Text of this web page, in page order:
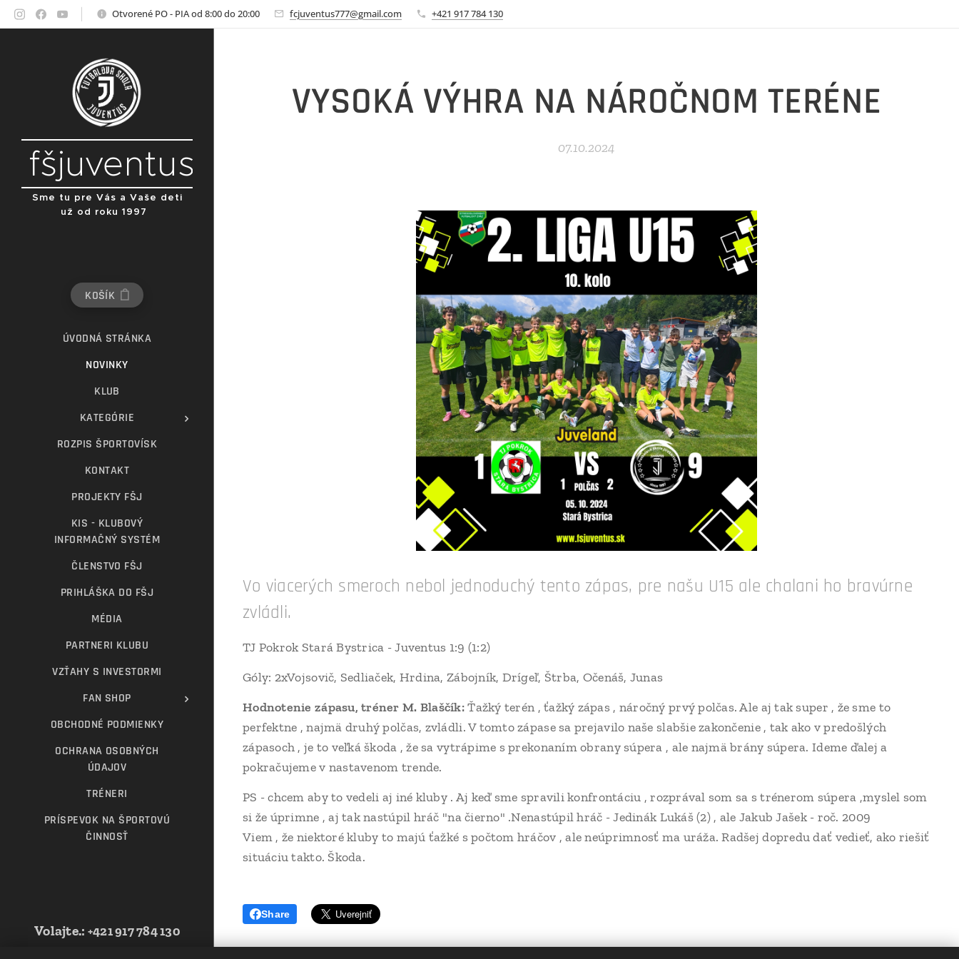
Otvorené PO - PIA od 8:00 do 20:00 fcjuventus777@gmail.com +421 917 784 130
fšjuventus
Sme tu pre Vás a Vaše deti
už od roku 1997
KOŠÍK
ÚVODNÁ STRÁNKA
NOVINKY
KLUB
KATEGÓRIE
ROZPIS ŠPORTOVÍSK
KONTAKT
PROJEKTY FŠJ
KIS - KLUBOVÝ
INFORMAČNÝ SYSTÉM
ČLENSTVO FŠJ
PRIHLÁŠKA DO FŠJ
MÉDIA
PARTNERI KLUBU
VZŤAHY S INVESTORMI
FAN SHOP
OBCHODNÉ PODMIENKY
OCHRANA OSOBNÝCH
ÚDAJOV
TRÉNERI
PRÍSPEVOK NA ŠPORTOVÚ
ČINNOSŤ
VYSOKÁ VÝHRA NA NÁROČNOM TERÉNE
07.10.2024
Vo viacerých smeroch nebol jednoduchý tento zápas, pre našu U15 ale chalani ho bravúrne
zvládli.
TJ Pokrok Stará Bystrica - Juventus 1:9 (1:2)
Góly: 2xVojsovič, Sedliaček, Hrdina, Zábojník, Drígeľ, Štrba, Očenáš, Junas
Hodnotenie zápasu, tréner M. Blaščík:Ťažký terén , ťažký zápas , náročný prvý polčas. Ale aj tak super , že sme to
perfektne , najmä druhý polčas, zvládli. V tomto zápase sa prejavilo naše slabšie zakončenie , tak ako v predošlých
zápasoch , je to veľká škoda , že sa vytrápime s prekonaním obrany súpera , ale najmä brány súpera. Ideme ďalej a
pokračujeme v nastavenom trende.
PS - chcem aby to vedeli aj iné kluby . Aj keď sme spravili konfrontáciu , rozprával som sa s trénerom súpera ,myslel som
si že úprimne , aj tak nastúpil hráč "na čierno" .Nenastúpil hráč - Jedinák Lukáš (2) , ale Jakub Jašek - roč. 2009
Viem , že niektoré kluby to majú ťažké s počtom hráčov , ale neúprimnosť ma uráža. Radšej dopredu dať vedieť, ako riešiť
situáciu takto. Škoda.
Share
Volajte.: +421 917 784 130